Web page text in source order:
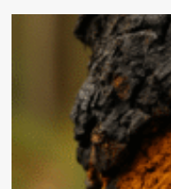
o
Profilaktyka
anti-
aging
w
klinice
urody
–
kiedy
warto
zacząć?